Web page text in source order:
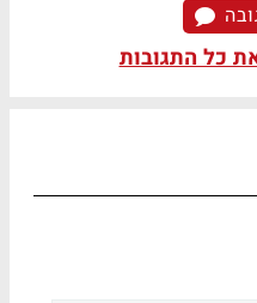
כל התגובות